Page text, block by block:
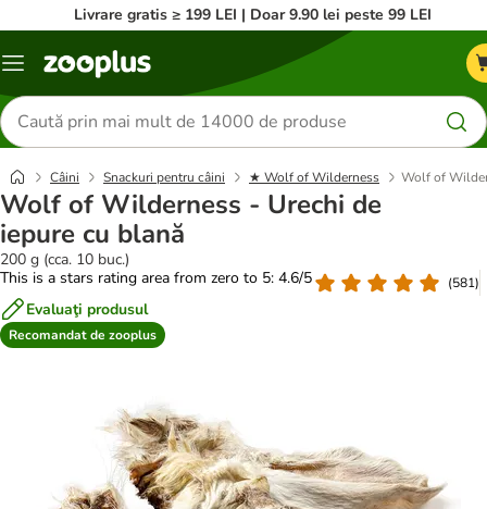
Livrare gratis ≥ 199 LEI | Doar 9.90 lei peste 99 LEI
Categorii
Căutare
produse
Câini Snackuri pentru câini ★ Wolf of Wilderness Wolf of
Wolf of Wilderness - Urechi de
iepure cu blană
200 g (cca. 10 buc.)
This is a stars rating area from zero to 5: 4.6/5
(581)
Evaluaţi produsul
Recomandat de zooplus